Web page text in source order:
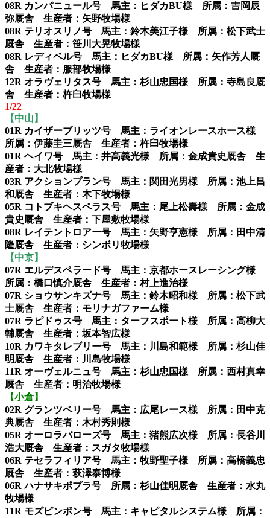
08R カンパニュール号 馬主：ヒダカBU様 所属：吉岡辰
弥厩舎 生産者：矢野牧場様
08R テリオスリノ号 馬主：鈴木美江子様 所属：松下武士
厩舎 生産者：笹川大晃牧場様
08R レディベル号 馬主：ヒダカBU様 所属：矢作芳人厩
舎 生産者：服部牧場様
12R オラヴェリタス号 馬主：杉山忠国様 所属：寺島良厩
舎 生産者：杵臼牧場様
1/22
【中山】
01R カイザーブリッツ号 馬主：ライオンレースホース様
所属：伊藤圭三厩舎 生産者：杵臼牧場様
01R ヘイワ号 馬主：井高義光様 所属：金成貴史厩舎 生
産者：大北牧場様
03R アクションプラン号 馬主：関田光男様 所属：池上昌
和厩舎 生産者：木下牧場様
05R コトブキヘスペラス号 馬主：尾上松壽様 所属：金成
貴史厩舎 生産者：下屋敷牧場様
08R レイテントロアー号 馬主：矢野亨憲様 所属：田中清
隆厩舎 生産者：シンボリ牧場様
【中京】
07R エルデスペラード号 馬主：京都ホースレーシング様
所属：橋口慎介厩舎 生産者：村上進治様
07R ショウサンキズナ号 馬主：鈴木昭和様 所属：松下武
士厩舎 生産者：モリナガファーム様
07R ラピドゥス号 馬主：ターフスポート様 所属：高柳大
輔厩舎 生産者：坂本智広様
10R カワキタレブリー号 馬主：川島和範様 所属：杉山佳
明厩舎 生産者：川島牧場様
11R オーヴェルニュ号 馬主：杉山忠国様 所属：西村真幸
厩舎 生産者：明治牧場様
【小倉】
02R グランツベリー号 馬主：広尾レース様 所属：田中克
典厩舎 生産者：木村秀則様
05R オーロラバローズ号 馬主：猪熊広次様 所属：長谷川
浩大厩舎 生産者：スガタ牧場様
06R テセラフィリア号 馬主：牧野聖子様 所属：高橋義忠
厩舎 生産者：萩澤泰博様
06R ハナサキポプラ号 所属：杉山佳明厩舎 生産者：水丸
牧場様
11R モズピンポン号 馬主：キャピタルシステム様 所属：